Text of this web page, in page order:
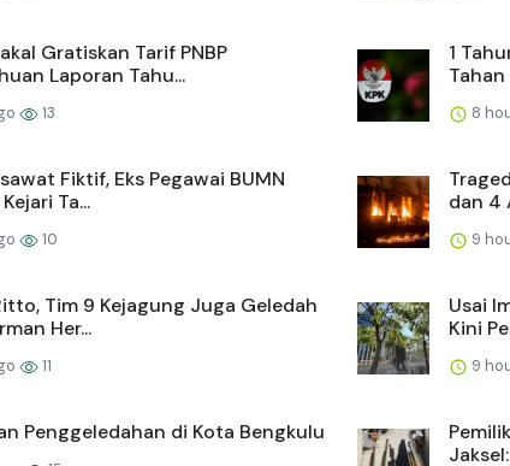
Gratiskan Tarif PNBP
Laporan Tahu...
13
1
8
Fiktif, Eks Pegawai BUMN
Ta...
10
dan 4
9
Tim 9 Kejagung Juga Geledah
Her...
11
Usai
Kini
9
Penggeledahan di Kota Bengkulu